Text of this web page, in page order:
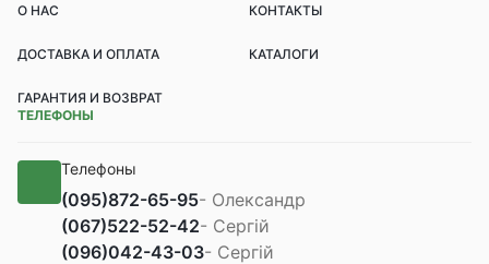
О НАС КОНТАКТЫ
ДОСТАВКА И ОПЛАТА КАТАЛОГИ
ГАРАНТИЯ И ВОЗВРАТ
ТЕЛЕФОНЫ
Телефоны
(095)872-65-95- Олександр
(067)522-52-42- Сергій
(096)042-43-03- Сергій